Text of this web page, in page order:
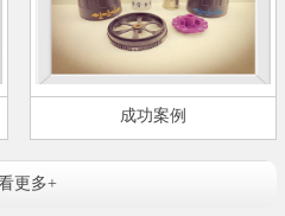
成功案例
更多+